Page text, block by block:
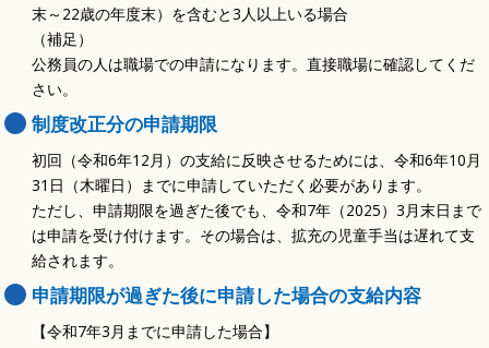
末～22歳の年度末）を含むと3人以上いる場合
（補足）
公務員の人は職場での申請になります。直接職場に確認してくだ
さい。
制度改正分の申請期限
初回（令和6年12月）の支給に反映させるためには、令和6年10月
31日（木曜日）までに申請していただく必要があります。
ただし、申請期限を過ぎた後でも、令和7年（2025）3月末日まで
は申請を受け付けます。その場合は、拡充の児童手当は遅れて支
給されます。
申請期限が過ぎた後に申請した場合の支給内容
【令和7年3月までに申請した場合】